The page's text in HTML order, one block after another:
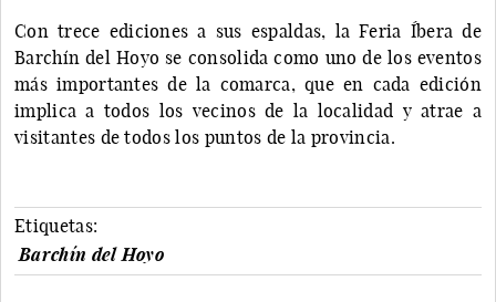
Con trece ediciones a sus espaldas, la Feria Íbera de
Barchín del Hoyo se consolida como uno de los eventos
más importantes de la comarca, que en cada edición
implica a todos los vecinos de la localidad y atrae a
visitantes de todos los puntos de la provincia.
Etiquetas:
Barchín del Hoyo